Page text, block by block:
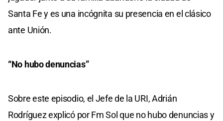
Santa Fe y es una incógnita su presencia en el clásico
ante Unión.
“No hubo denuncias”
Sobre este episodio, el Jefe de la URI, Adrián
Rodríguez explicó por Fm Sol que no hubo denuncias y